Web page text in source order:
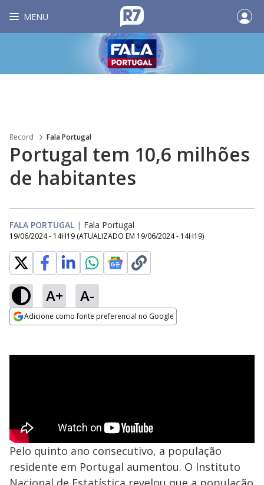
MENU
Record Fala Portugal
Portugal tem 10,6 milhões
de habitantes
FALA PORTUGAL | Fala Portugal
19/06/2024 - 14H19 (ATUALIZADO EM 19/06/2024 - 14H19)
A+ A-
Adicione como fonte preferencial no Google
Pelo quinto ano consecutivo, a população
residente em Portugal aumentou. O Instituto